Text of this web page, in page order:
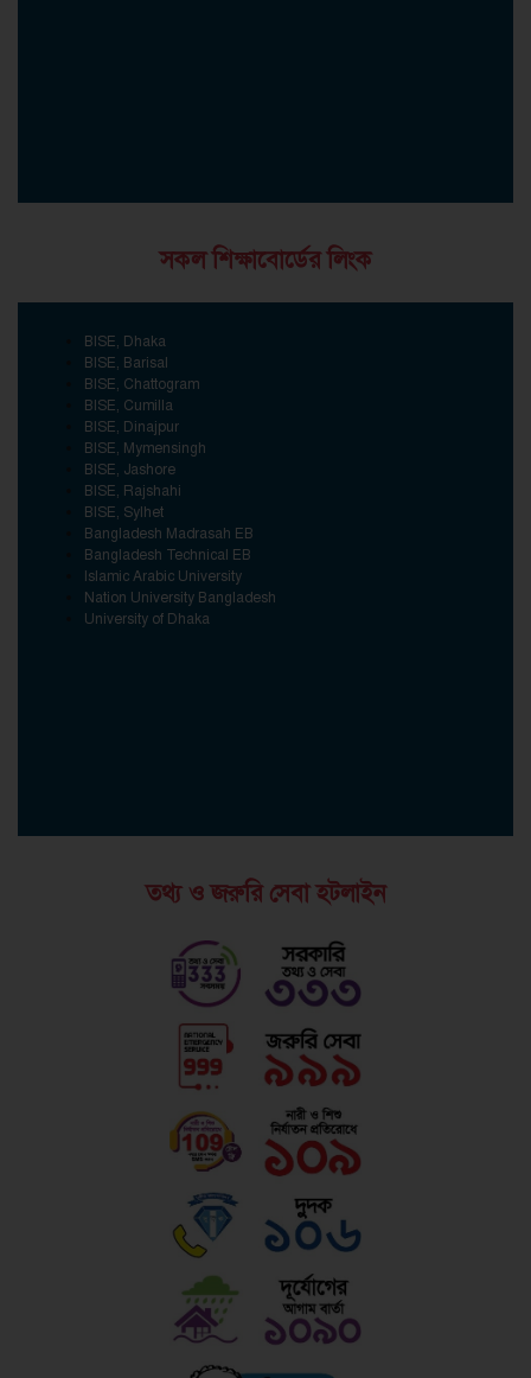
সকল শিক্ষাবোর্ডের লিংক
BISE, Dhaka
BISE, Barisal
BISE, Chattogram
BISE, Cumilla
BISE, Dinajpur
BISE, Mymensingh
BISE, Jashore
BISE, Rajshahi
BISE, Sylhet
Bangladesh Madrasah EB
Bangladesh Technical EB
Islamic Arabic University
Nation University Bangladesh
University of Dhaka
তথ্য ও জরুরি সেবা হটলাইন